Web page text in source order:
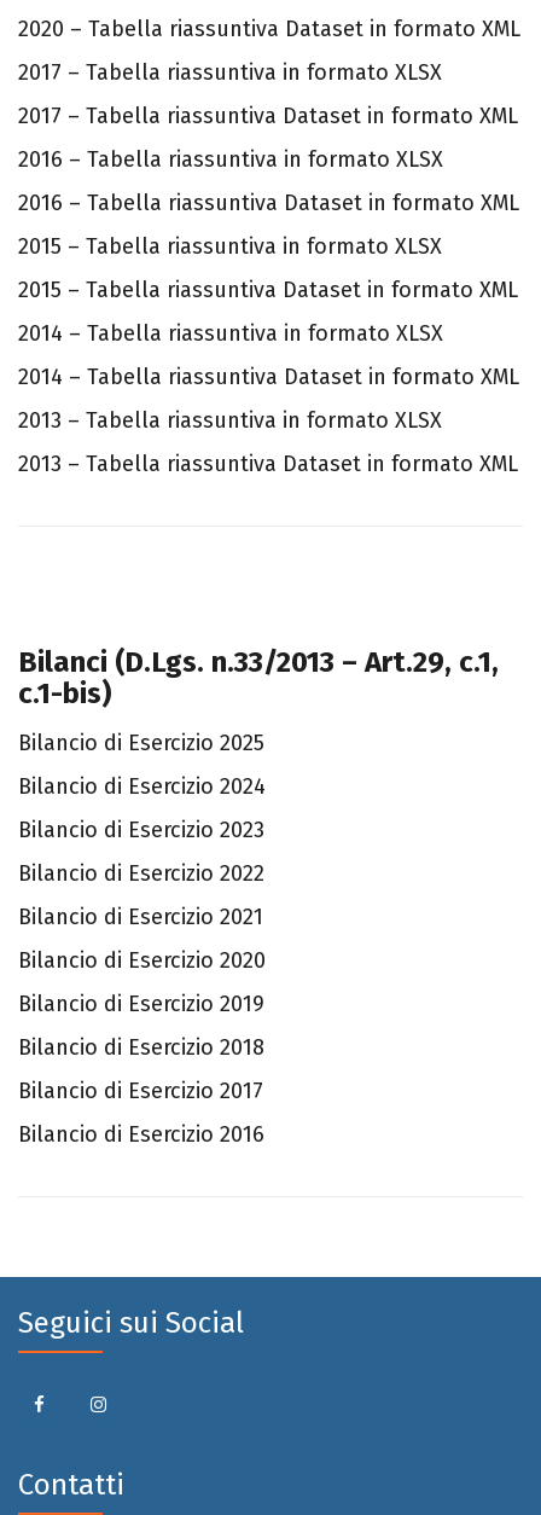
2020 – Tabella riassuntiva Dataset in formato XML
2017 – Tabella riassuntiva in formato XLSX
2017 – Tabella riassuntiva Dataset in formato XML
2016 – Tabella riassuntiva in formato XLSX
2016 – Tabella riassuntiva Dataset in formato XML
2015 – Tabella riassuntiva in formato XLSX
2015 – Tabella riassuntiva Dataset in formato XML
2014 – Tabella riassuntiva in formato XLSX
2014 – Tabella riassuntiva Dataset in formato XML
2013 – Tabella riassuntiva in formato XLSX
2013 – Tabella riassuntiva Dataset in formato XML
Bilanci (D.Lgs. n.33/2013 – Art.29, c.1,
c.1-bis)
Bilancio di Esercizio 2025
Bilancio di Esercizio 2024
Bilancio di Esercizio 2023
Bilancio di Esercizio 2022
Bilancio di Esercizio 2021
Bilancio di Esercizio 2020
Bilancio di Esercizio 2019
Bilancio di Esercizio 2018
Bilancio di Esercizio 2017
Bilancio di Esercizio 2016
Seguici sui Social
Contatti